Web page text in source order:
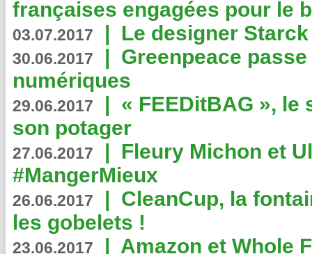
françaises engagées pour le
03.07.2017 | Le designer
30.06.2017 | Greenpeace
numériques
29.06.2017 | « FEEDitBAG », le
son potager
27.06.2017 | Fleury Michon et
#MangerMieux
26.06.2017 | CleanCup, la
les gobelets !
23.06.2017 | Amazon et Whole